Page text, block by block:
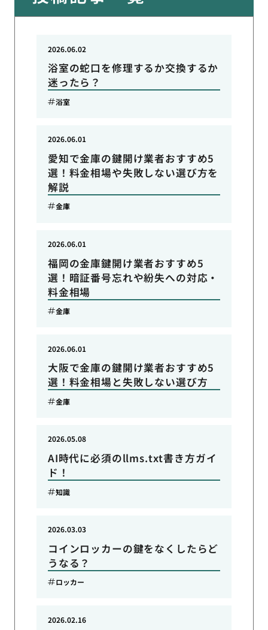
浴室の蛇口を修理するか交換するか
迷ったら？
2026.06.02
浴室
愛知で金庫の鍵開け業者おすすめ5
選！料金相場や失敗しない選び方を
解説
2026.06.01
金庫
福岡の金庫鍵開け業者おすすめ5
選！暗証番号忘れや紛失への対応・
料金相場
2026.06.01
金庫
大阪で金庫の鍵開け業者おすすめ5
選！料金相場と失敗しない選び方
2026.06.01
金庫
AI時代に必須のllms.txt書き方ガイ
ド！
2026.05.08
知識
コインロッカーの鍵をなくしたらど
うなる？
2026.03.03
ロッカー
2026.02.16